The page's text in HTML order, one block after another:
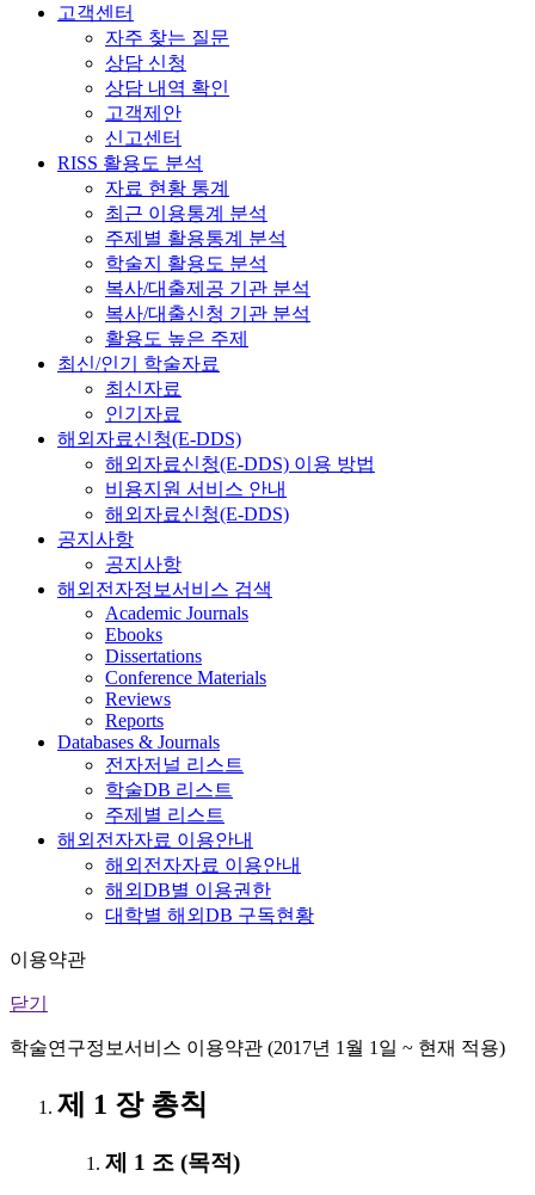
고객센터
자주 찾는 질문
상담 신청
상담 내역 확인
고객제안
신고센터
RISS 활용도 분석
자료 현황 통계
최근 이용통계 분석
주제별 활용통계 분석
학술지 활용도 분석
복사/대출제공 기관 분석
복사/대출신청 기관 분석
활용도 높은 주제
최신/인기 학술자료
최신자료
인기자료
해외자료신청(E-DDS)
해외자료신청(E-DDS) 이용 방법
비용지원 서비스 안내
해외자료신청(E-DDS)
공지사항
공지사항
해외전자정보서비스 검색
Academic Journals
Ebooks
Dissertations
Conference Materials
Reviews
Reports
Databases & Journals
전자저널 리스트
학술DB 리스트
주제별 리스트
해외전자자료 이용안내
해외전자자료 이용안내
해외DB별 이용권한
대학별 해외DB 구독현황
이용약관
닫기
학술연구정보서비스 이용약관 (2017년 1월 1일 ~ 현재 적용)
제 1 장 총칙
제 1 조 (목적)